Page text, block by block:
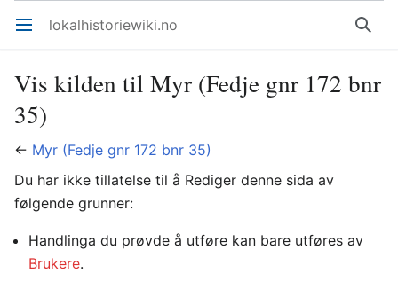
Åpne hovedmenyen lokalhistoriewiki.no Søk
Vis kilden til Myr (Fedje gnr 172 bnr
35)
← Myr (Fedje gnr 172 bnr 35)
Du har ikke tillatelse til å Rediger denne sida av
følgende grunner:
Handlinga du prøvde å utføre kan bare utføres av
Brukere.